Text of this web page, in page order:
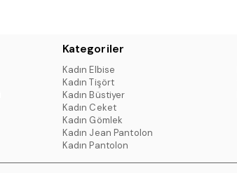
Kategoriler
Kadın Elbise
Kadın Tişört
Kadın Büstiyer
Kadın Ceket
Kadın Gömlek
Kadın Jean Pantolon
Kadın Pantolon